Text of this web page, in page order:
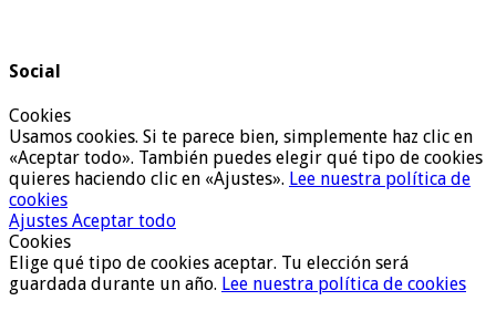
Social
Cookies
Usamos cookies. Si te parece bien, simplemente haz clic en
«Aceptar todo». También puedes elegir qué tipo de cookies
quieres haciendo clic en «Ajustes». Lee nuestra política de
cookies
Ajustes Aceptar todo
Cookies
Elige qué tipo de cookies aceptar. Tu elección será
guardada durante un año. Lee nuestra política de cookies